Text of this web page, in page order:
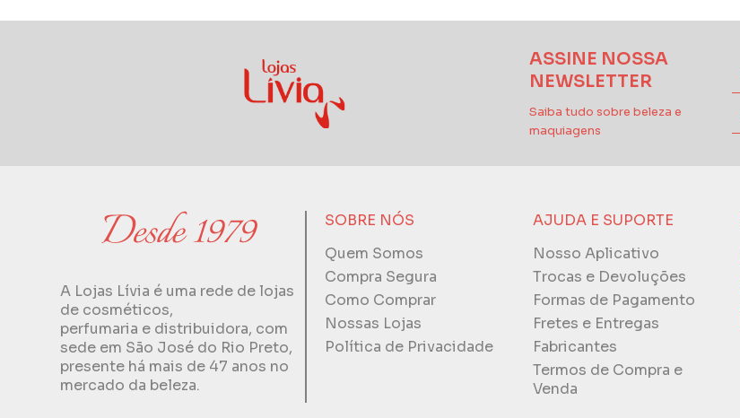
ASSINE NOSSA
NEWSLETTER
Saiba tudo sobre beleza e
maquiagens
A Lojas Lívia é uma rede de lojas
de cosméticos,
perfumaria e distribuidora, com
sede em São José do Rio Preto,
presente há mais de 47 anos no
mercado da beleza.
SOBRE NÓS
Quem Somos
Compra Segura
Como Comprar
Nossas Lojas
Política de Privacidade
AJUDA E SUPORTE
Nosso Aplicativo
Trocas e Devoluções
Formas de Pagamento
Fretes e Entregas
Fabricantes
Termos de Compra e
Venda